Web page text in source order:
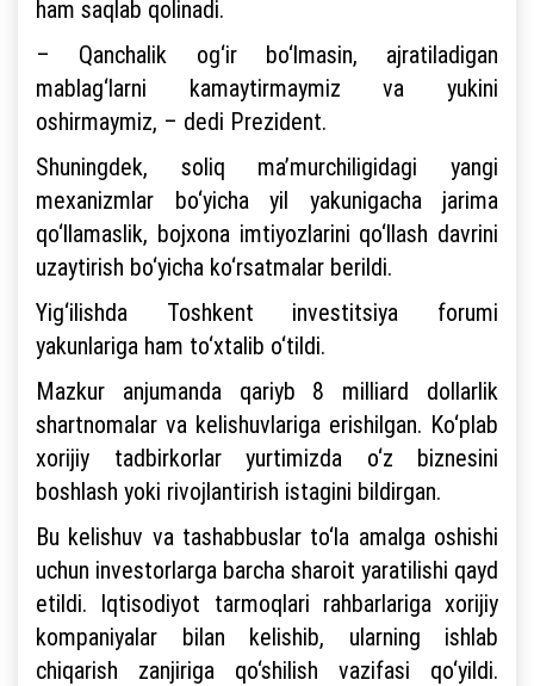
ham saqlab qolinadi.
– Qanchalik og‘ir bo‘lmasin, ajratiladigan
mablag‘larni kamaytirmaymiz va yukini
oshirmaymiz, – dedi Prezident.
Shuningdek, soliq ma’murchiligidagi yangi
mexanizmlar bo‘yicha yil yakunigacha jarima
qo‘llamaslik, bojxona imtiyozlarini qo‘llash davrini
uzaytirish bo‘yicha ko‘rsatmalar berildi.
Yig‘ilishda Toshkent investitsiya forumi
yakunlariga ham to‘xtalib o‘tildi.
Mazkur anjumanda qariyb 8 milliard dollarlik
shartnomalar va kelishuvlariga erishilgan. Ko‘plab
xorijiy tadbirkorlar yurtimizda o‘z biznesini
boshlash yoki rivojlantirish istagini bildirgan.
Bu kelishuv va tashabbuslar to‘la amalga oshishi
uchun investorlarga barcha sharoit yaratilishi qayd
etildi. Iqtisodiyot tarmoqlari rahbarlariga xorijiy
kompaniyalar bilan kelishib, ularning ishlab
chiqarish zanjiriga qo‘shilish vazifasi qo‘yildi.